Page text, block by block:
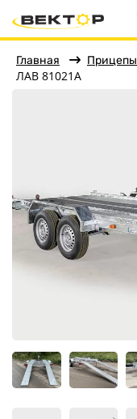
Главная Прицепы
ЛАВ 81021А